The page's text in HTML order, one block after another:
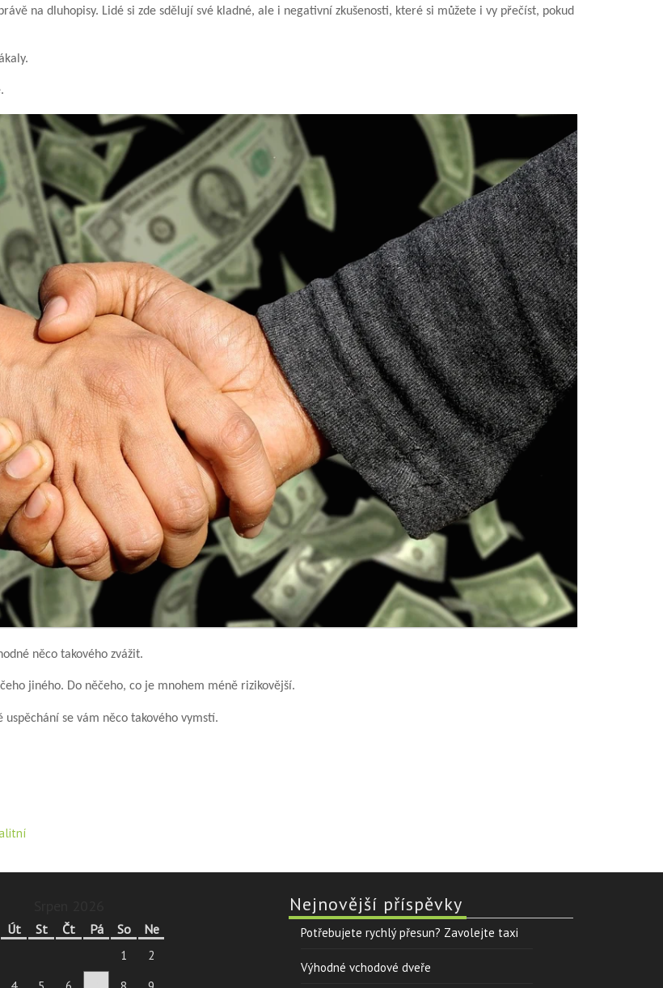
na dluhopisy. Lidé si zde sdělují své kladné, ale i negativní zkušenosti, které si můžete i vy přečíst, pokud
něco takového zvážit.
jiného. Do něčeho, co je mnohem méně rizikovější.
se vám něco takového vymstí.
Út St Čt Pá So Ne
1
2
Nejnovější příspěvky
Potřebujete rychlý přesun? Zavolejte taxi
Výhodné vchodové dveře